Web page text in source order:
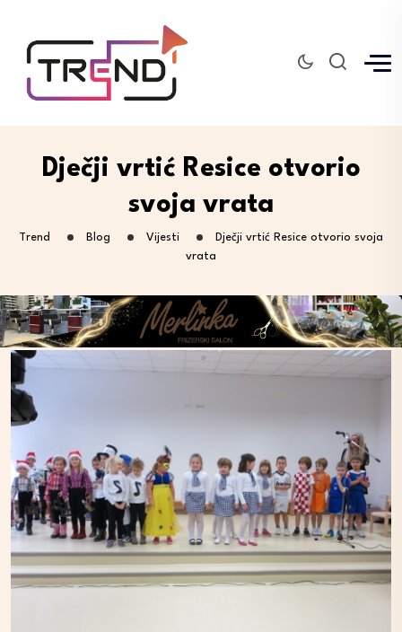
Dječji vrtić Resice otvorio
svoja vrata
Trend Blog Vijesti
Dječji vrtić Resice otvorio svoja
vrata